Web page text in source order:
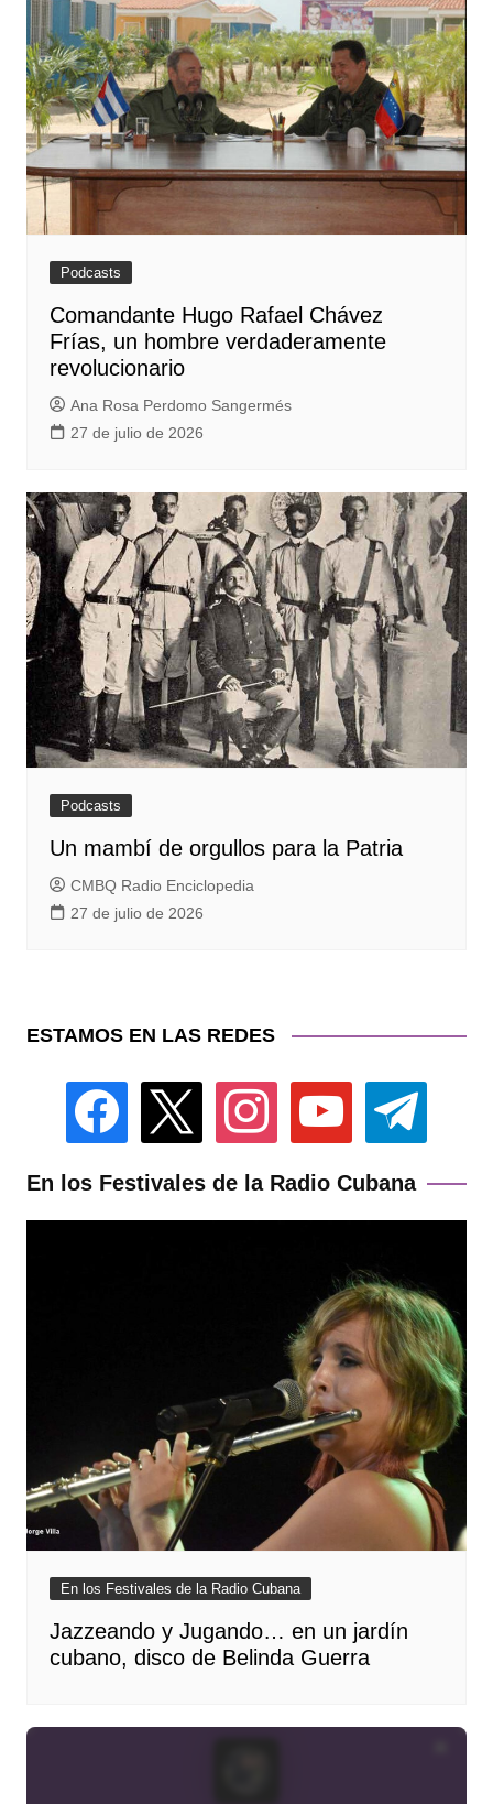
Podcasts
Comandante Hugo Rafael Chávez
Frías, un hombre verdaderamente
revolucionario
Ana Rosa Perdomo Sangermés
27 de julio de 2026
Podcasts
Un mambí de orgullos para la Patria
CMBQ Radio Enciclopedia
27 de julio de 2026
ESTAMOS EN LAS REDES
facebook instagram youtube telegram
En los Festivales de la Radio Cubana
En los Festivales de la Radio Cubana
Jazzeando y Jugando… en un jardín
cubano, disco de Belinda Guerra